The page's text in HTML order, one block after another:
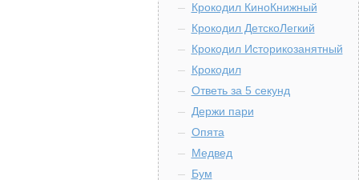
Крокодил КиноКнижный
Крокодил ДетскоЛегкий
Крокодил Историкозанятный
Крокодил
Ответь за 5 секунд
Держи пари
Опята
Медвед
Бум